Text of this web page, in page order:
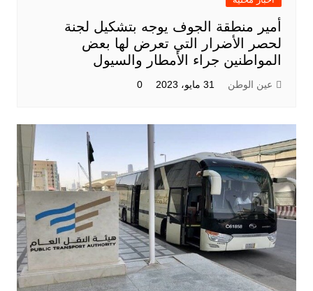
أمير منطقة الجوف يوجه بتشكيل لجنة
لحصر الأضرار التي تعرض لها بعض
المواطنين جراء الأمطار والسيول
عين الوطن 31 مايو، 2023 0